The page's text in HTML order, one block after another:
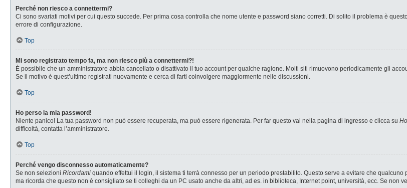
Perché non riesco a connettermi?
Ci sono svariati motivi per cui questo succede. Per prima cosa controlla che nome utente e password siano corretti. Di solito il problema è
errore di configurazione.
Top
Mi sono registrato tempo fa, ma non riesco più a connettermi?!
È possibile che un amministratore abbia cancellato o disattivato il tuo account per qualche ragione. Molti siti rimuovono periodicamente gli
Se il motivo è quest’ultimo registrati nuovamente e cerca di farti coinvolgere maggiormente nelle discussioni.
Top
Ho perso la mia password!
Niente panico! La tua password non può essere recuperata, ma può essere rigenerata. Per far questo vai nella pagina di ingresso e clicca su
difficoltà, contatta l’amministratore.
Top
Perché vengo disconnesso automaticamente?
Se non selezioni Ricordami quando effettui il login, il sistema ti terrà connesso per un periodo prestabilito. Questo serve a evitare che
ma ricorda che questo non è consigliato se ti colleghi da un PC usato anche da altri, ad es. in biblioteca, Internet point, università, ecc. Se non